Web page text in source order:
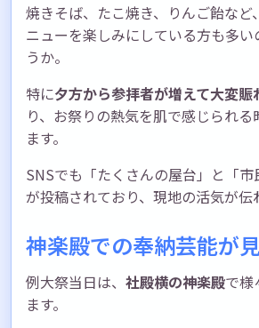
焼きそば、たこ焼き、りんご飴など
ニューを楽しみにしている方も多い
うか。
特に夕方から参拝者が増えて大変賑
り、お祭りの熱気を肌で感じられ
ます。
SNSでも「たくさんの屋台」と「
が投稿されており、現地の活気が伝
神楽殿での奉納芸能が
例大祭当日は、 社殿横の神楽殿で様
ます。